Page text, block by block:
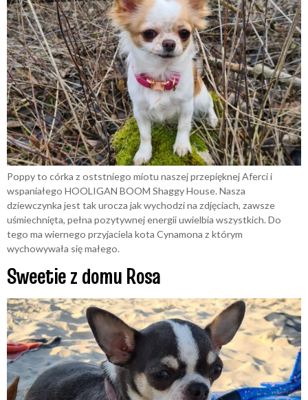
Poppy to córka z oststniego miotu naszej przepięknej Aferci i
wspaniałego HOOLIGAN BOOM Shaggy House. Nasza
dziewczynka jest tak urocza jak wychodzi na zdjęciach, zawsze
uśmiechnięta, pełna pozytywnej energii uwielbia wszystkich. Do
tego ma wiernego przyjaciela kota Cynamona z którym
wychowywała się małego.
Sweetie z domu Rosa